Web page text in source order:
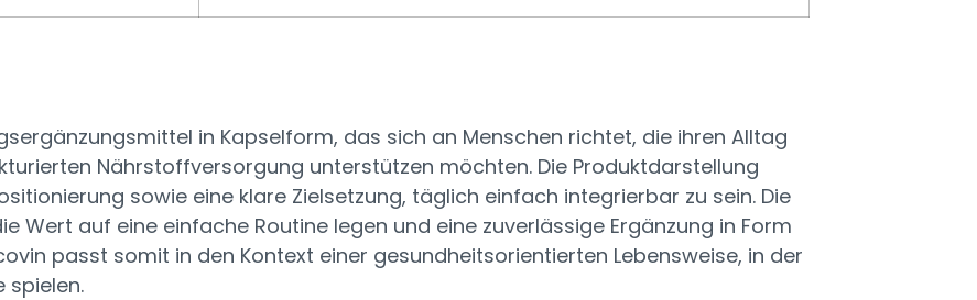
in Kapselform, das sich an Menschen richtet, die ihren Alltag
Nährstoffversorgung unterstützen möchten. Die Produktdarstellung
sowie eine klare Zielsetzung, täglich einfach integrierbar zu sein. Die
Wert auf eine einfache Routine legen und eine zuverlässige Ergänzung in Form
passt somit in den Kontext einer gesundheitsorientierten Lebensweise, in der
spielen.